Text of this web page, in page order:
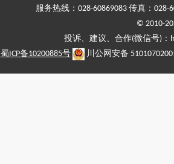
服务热线：028-60869083 传真：028-
© 2010-
投诉、建议、合作(微信号)
蜀ICP备10200885号
川公网安备